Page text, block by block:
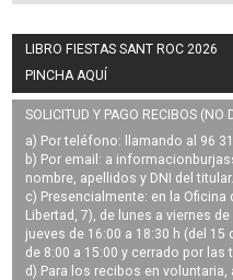
LIBRO FIESTAS SANT ROC 2026
PINCHA AQUÍ
SOLICITUD Y PAGO RECIBOS
a) Por teléfono: llamando al 96
b) Por email: a
nombre, apellidos y DNI del titular.
c) Presencialmente: en la
Libertad, 7), de lunes a viernes
jueves de 16:00 a 18:30 h (del
de 8:00 a 15:00 y cerrado por las
d) Para los recibos en